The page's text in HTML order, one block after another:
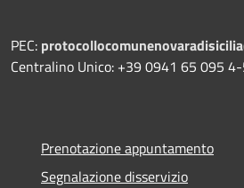
PEC:
Centralino Unico: +39 0941 65 095
Prenotazione appuntamento
Segnalazione disservizio